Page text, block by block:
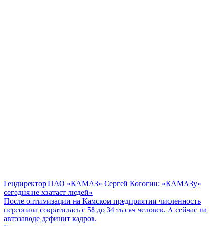
Гендиректор ПАО «КАМАЗ» Сергей Когогин: «КАМАЗу»
сегодня не хватает людей»
После оптимизации на Камском предприятии численность
персонала сократилась с 58 до 34 тысяч человек. А сейчас на
автозаводе дефицит кадров.